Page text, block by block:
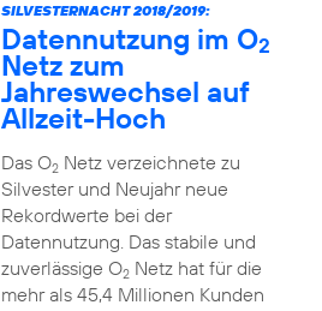
SILVESTERNACHT 2018/2019:
Datennutzung im O2
Netz zum
Jahreswechsel auf
Allzeit-Hoch
Das O2Netz verzeichnete zu
Silvester und Neujahr neue
Rekordwerte bei der
Datennutzung. Das stabile und
zuverlässige O2Netz hat für die
mehr als 45,4 Millionen Kunden